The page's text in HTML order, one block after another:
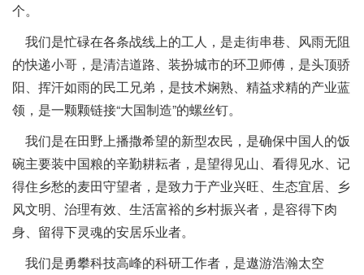
个。
我们是忙碌在各条战线上的工人，是走街串巷、风雨无阻
的快递小哥，是清洁道路、装扮城市的环卫师傅，是头顶骄
阳、挥汗如雨的民工兄弟，是技术娴熟、精益求精的产业蓝
领，是一颗颗链接“大国制造”的螺丝钉。
我们是在田野上播撒希望的新型农民，是确保中国人的饭
碗主要装中国粮的辛勤耕耘者，是望得见山、看得见水、记
得住乡愁的麦田守望者，是致力于产业兴旺、生态宜居、乡
风文明、治理有效、生活富裕的乡村振兴者，是容得下肉
身、留得下灵魂的安居乐业者。
我们是勇攀科技高峰的科研工作者，是遨游浩瀚太空